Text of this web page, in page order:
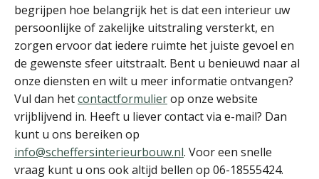
begrijpen hoe belangrijk het is dat een interieur uw
persoonlijke of zakelijke uitstraling versterkt, en
zorgen ervoor dat iedere ruimte het juiste gevoel en
de gewenste sfeer uitstraalt. Bent u benieuwd naar al
onze diensten en wilt u meer informatie ontvangen?
Vul dan hetcontactformulierop onze website
vrijblijvend in. Heeft u liever contact via e-mail? Dan
kunt u ons bereiken op
info@scheffersinterieurbouw.nl. Voor een snelle
vraag kunt u ons ook altijd bellen op 06-18555424.